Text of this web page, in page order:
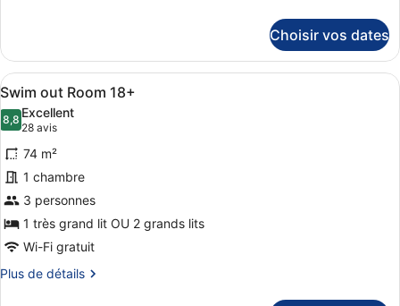
Jr.
Suite
2
Pax
le
type
de
chambre
Adults
Only
Jr.
Suite
2
Pax
Choisir vos dates
Afficher
toutes
les
photos
pour
ce
type
de
chambre :
Swim
Une piscine avec des chaises
5
Swim out Room 18+
8,88,8 sur 10
Excellent
28 avis
(28 avis)
74 m²
1 chambre
3 personnes
1 très grand lit OU 2 grands lits
Wi-Fi gratuit
Plus de détails
Plus